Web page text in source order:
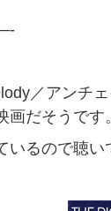
／アンチ
だそうです。
るので聴い